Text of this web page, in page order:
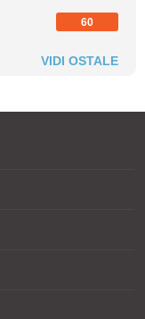
60
VIDI OSTALE